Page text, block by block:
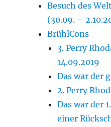
Besuch des
(30.09. –
BrühlCons
3. Perry
14.09.2019
Das war der
2. Perry
Das war der
einer